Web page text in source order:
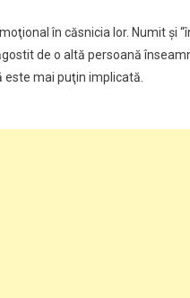
în căsnicia lor. Numit şi
de o altă persoană
mai puţin implicată.